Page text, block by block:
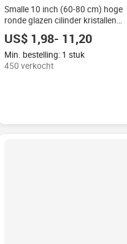
Smalle 10 inch (60-80 cm) hoge
ronde glazen cilinder kristallen
vloerkaarsenhouder
voor bruiloft evenement
centerpiece decoratie
US$ 1,98- 11,20
Min. bestelling: 1 stuk
450 verkocht